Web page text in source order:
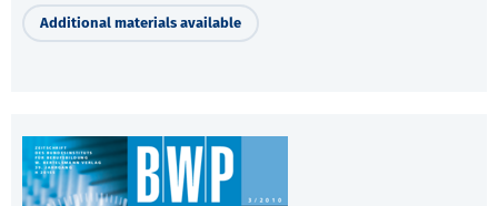
Additional materials available